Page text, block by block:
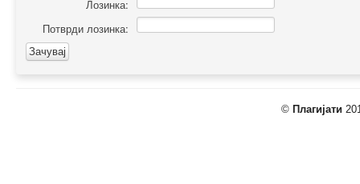
Лозинка:
Потврди лозинка:
© Плагијати